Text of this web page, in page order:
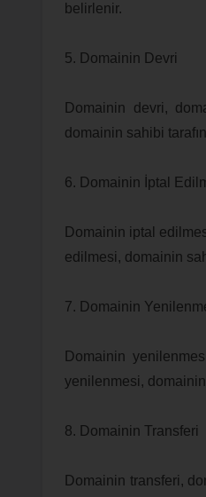
belirlenir.
5. Domainin Devri
Domainin devri,
domainin sahibi
6. Domainin İptal
Domainin iptal
edilmesi, domainin
7. Domainin
Domainin
yenilenmesi, domainin
8. Domainin Transferi
Domainin transferi,